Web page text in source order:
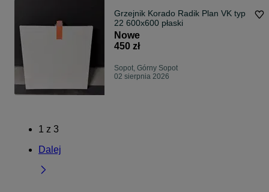
Grzejnik Korado Radik Plan VK typ
22 600x600 płaski
Nowe
450 zł
Sopot, Górny Sopot
02 sierpnia 2026
1 z 3
Dalej